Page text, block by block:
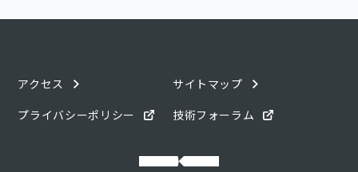
アクセス
サイトマップ
プライバシーポリシー
技術フォーラム